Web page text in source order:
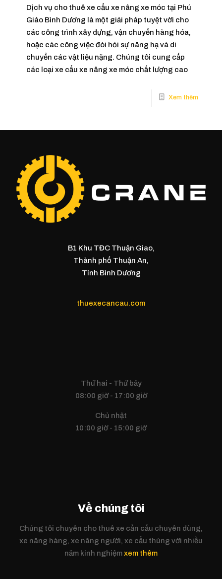
Dịch vụ cho thuê xe cẩu xe nâng xe móc tại Phú
Giáo Bình Dương là một giải pháp tuyệt vời cho
các công trình xây dựng, vận chuyển hàng hóa,
hoặc các công việc đòi hỏi sự nâng hạ và di
chuyển các vật liệu nặng. Chúng tôi cung cấp
các loại xe cẩu xe nâng xe móc chất lượng cao
B1 Khu TĐC Thuận Giao,
Thành phố Thuận An,
Tỉnh Bình Dương
thuexecancau.com
Thứ hai - Thứ bảy
08:00 giờ - 17:00 giờ
Chủ nhật
10:00 giờ - 15:00 giờ
Về chúng tôi
Chúng tôi chuyên cho thuê xe cần cẩu chuyên dùng,
xe nâng hàng, xe nâng người, xe cẩu thùng với nhiều
năm kinh nghiệmxem thêm